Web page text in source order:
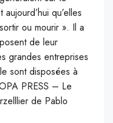
qu’elles
ou mourir ». Il a
de leur
grandes entreprises
sont disposées à
PRESS – Le
de Pablo